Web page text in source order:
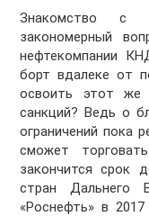
Знакомство с
закономерный
нефтекомпании
борт вдалеке от
освоить этот же
санкций? Ведь о
ограничений пока
сможет
закончится срок
стран Дальнего
«Роснефть» в